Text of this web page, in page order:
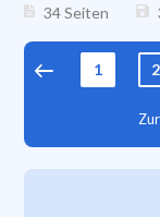
34 Seiten
1 2